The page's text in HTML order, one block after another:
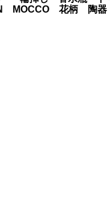
MOCCO 花柄 陶器